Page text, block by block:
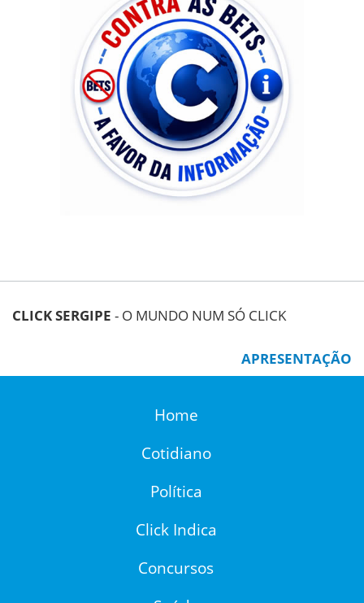
CLICK SERGIPE - O MUNDO NUM SÓ CLICK
APRESENTAÇÃO
Home
Cotidiano
Política
Click Indica
Concursos